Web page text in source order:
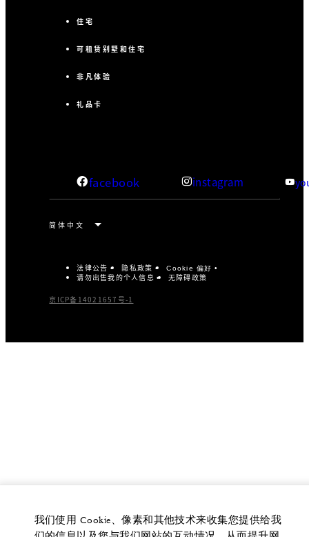
住宅
可租赁别墅和住宅
非凡体验
礼品卡
facebook instagram
法律公告 隐私政策 Cookie 偏好
请勿出售我的个人信息 无障碍政策
京ICP备14021657号-1
我们使用 Cookie、像素和其他技术来收集您提供给我